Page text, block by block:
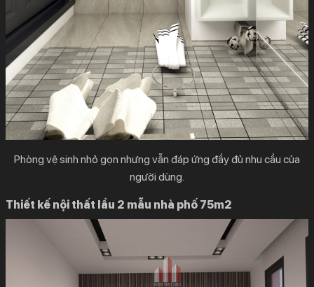
Phòng vệ sinh nhỏ gọn nhưng vẫn đáp ứng đầy đủ nhu cầu của
người dùng.
Thiết kế nội thất lầu 2 mẫu nhà phố 75m2